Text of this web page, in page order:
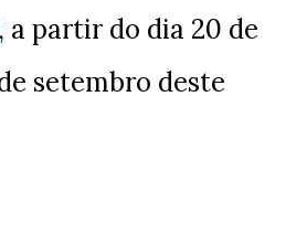
a partir do dia 20 de
setembro deste